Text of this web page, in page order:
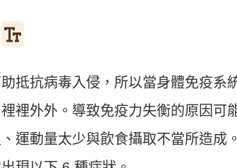
抵抗病毒入侵，所以當身體免疫系
裡外外。導致免疫力失衡的原因可
運動量太少與飲食攝取不當所造成